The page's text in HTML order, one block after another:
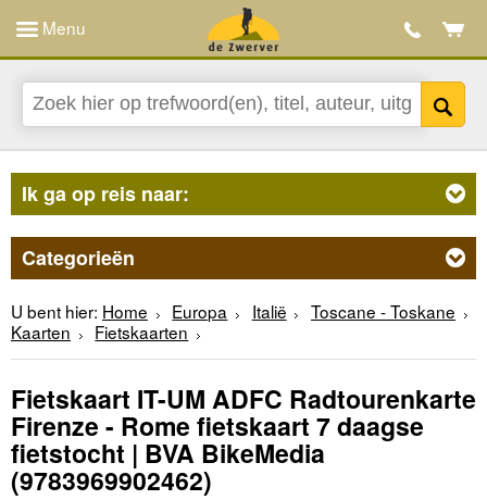
Menu
Ik ga op reis naar:
Categorieën
U bent hier: Home Europa Italië
Toscane - Toskane
Kaarten
Fietskaarten
Fietskaart IT-UM ADFC Radtourenkarte
Firenze - Rome fietskaart 7 daagse
fietstocht | BVA BikeMedia
(9783969902462)